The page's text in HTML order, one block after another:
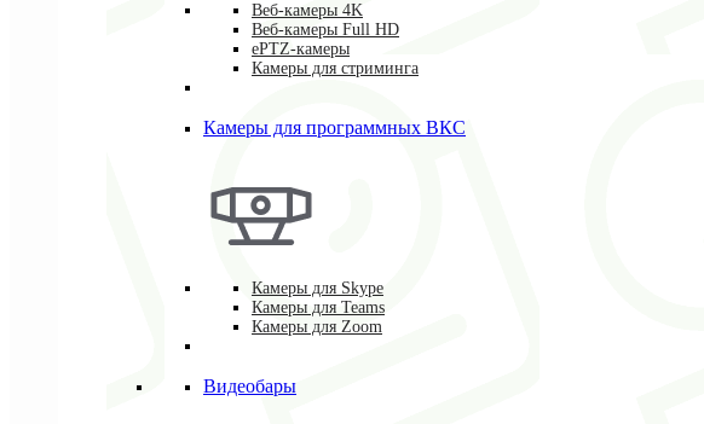
Веб-камеры 4K
Веб-камеры Full HD
ePTZ-камеры
Камеры для стриминга
Камеры для программных ВКС
Камеры для Skype
Камеры для Teams
Камеры для Zoom
Видеобары